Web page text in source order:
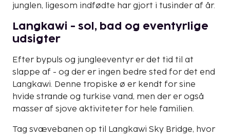
junglen, ligesom indfødte har gjort i tusinder af år.
Langkawi - sol, bad og eventyrlige
udsigter
Efter bypuls og jungleeventyr er det tid til at
slappe af - og der er ingen bedre sted for det end
Langkawi. Denne tropiske ø er kendt for sine
hvide strande og turkise vand, men der er også
masser af sjove aktiviteter for hele familien.
Tag svævebanen op til Langkawi Sky Bridge, hvor